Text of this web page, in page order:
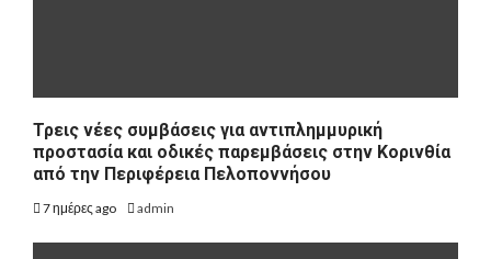
Τρεις νέες συμβάσεις για αντιπλημμυρική
προστασία και οδικές παρεμβάσεις στην Κορινθία
από την Περιφέρεια Πελοποννήσου
7 ημέρες ago admin